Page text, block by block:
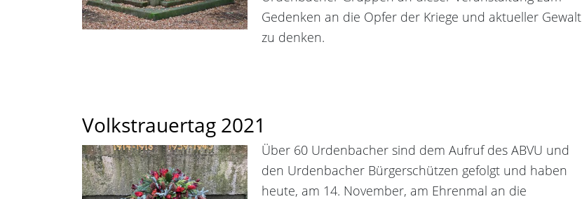
Gedenken an die Opfer der Kriege und aktueller Gewalt
zu denken.
Volkstrauertag 2021
Über 60 Urdenbacher sind dem Aufruf des ABVU und
den Urdenbacher Bürgerschützen gefolgt und haben
heute, am 14. November, am Ehrenmal an die